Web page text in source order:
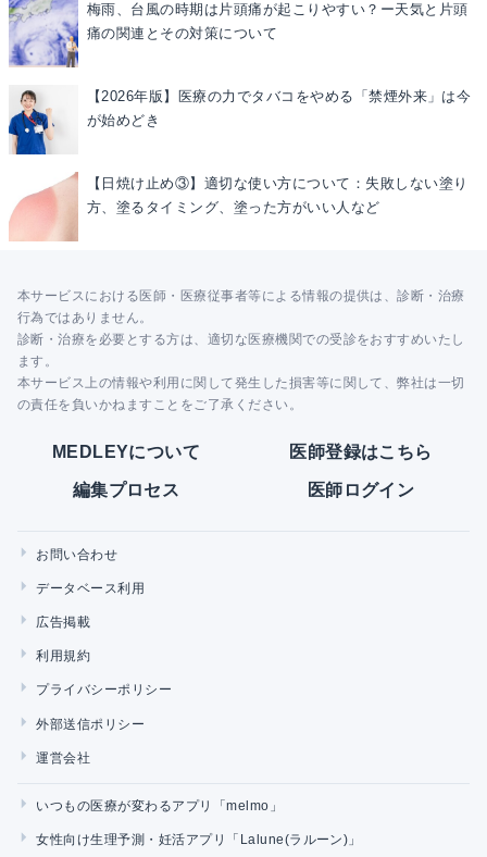
梅雨、台風の時期は片頭痛が起こりやすい？ー天気と片頭
痛の関連とその対策について
【2026年版】医療の力でタバコをやめる「禁煙外来」は今
が始めどき
【日焼け止め③】適切な使い方について：失敗しない塗り
方、塗るタイミング、塗った方がいい人など
本サービスにおける医師・医療従事者等による情報の提供は、診断・治療
行為ではありません。
診断・治療を必要とする方は、適切な医療機関での受診をおすすめいたし
ます。
本サービス上の情報や利用に関して発生した損害等に関して、弊社は一切
の責任を負いかねますことをご了承ください。
MEDLEYについて 医師登録はこちら
編集プロセス 医師ログイン
お問い合わせ
データベース利用
広告掲載
利用規約
プライバシーポリシー
外部送信ポリシー
運営会社
いつもの医療が変わるアプリ「melmo」
女性向け生理予測・妊活アプリ「Lalune(ラルーン)」